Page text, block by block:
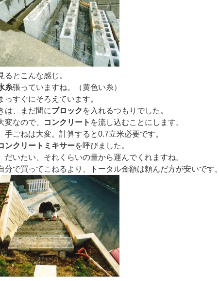
るとこんな感じ。
糸張っていますね。（黄色い糸）
っすぐにそろえています。
は、まだ間にブロック を入れるつもりでした。
変なので、
コンクリート を流し込むことにします。
手ごねは大変。計算すると0.7立米必要です。
ンクリートミキサーを呼びました。
だいたい、それくらいの量から運んでくれますね。
分で買ってこねるより、トータル金額は頼んだ方が安いです。